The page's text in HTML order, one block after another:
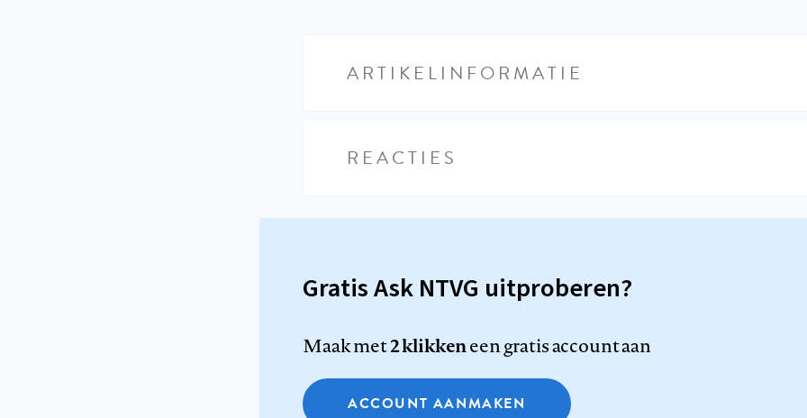
ARTIKELINFORMATIE
REACTIES
Gratis Ask NTVG uitproberen?
Maak met2 klikkeneen gratis account aan
ACCOUNT AANMAKEN